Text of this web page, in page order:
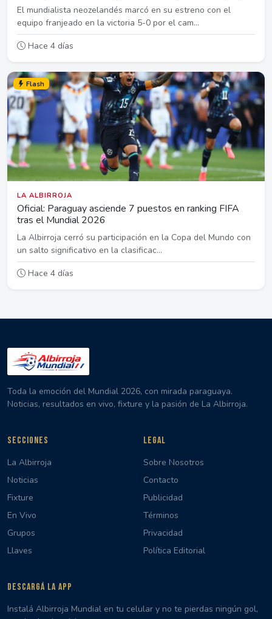
El mundialista neozelandés marcó en su estreno con el
equipo franjeado en la victoria 5-0 por el cam...
Hace 4 días
Flash
LA ALBIRROJA
Oficial: Paraguay asciende 7 puestos en ranking FIFA
tras el Mundial 2026
La Albirroja cerró su participación en la Copa del Mundo con
un salto significativo en la clasificac...
Hace 4 días
Toda la emoción del Mundial 2026, con mirada paraguaya.
Noticias, resultados en vivo, fixture y la pasión de La Albirroja.
SECCIONES
La Albirroja
Noticias
Fixture
En Vivo
Grupos
Llaves
LEGAL
Sobre Nosotros
Contacto
Publicidad
Términos
Privacidad
Política Editorial
DESCARGÁ LA APP
Instalá Albirroja Mundial en tu celular y no te pierdas ningún gol,